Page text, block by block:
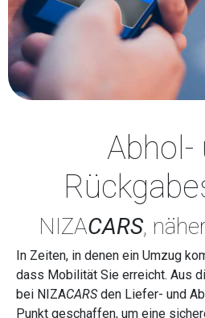
Abhol-
NIZACARS,
In Zeiten, in denen ein Umzug
dass Mobilität Sie erreicht. Aus
bei NIZACARSden Liefer- und
Punkt geschaffen, um eine